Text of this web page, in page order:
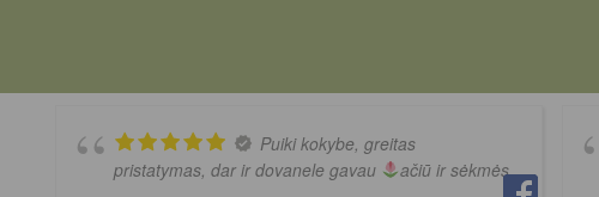
Puiki kokybe, greitas
pristatymas, dar ir dovanele gavau
ačiū ir sėkmės